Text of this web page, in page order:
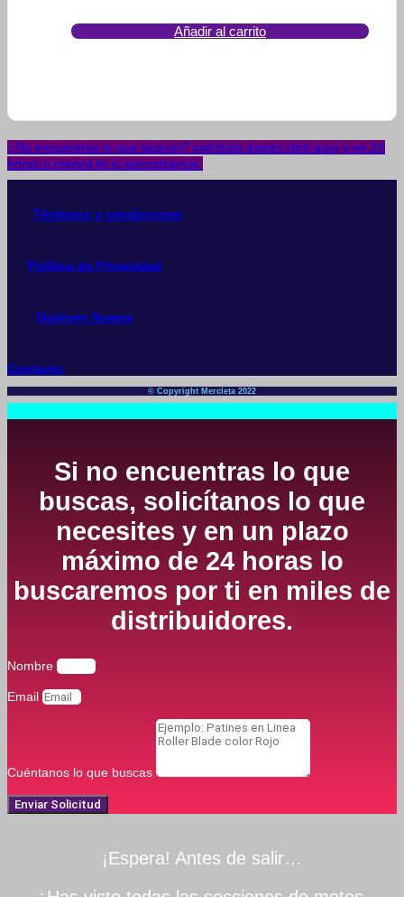
Añadir al carrito
¿No encuentras lo que buscas? solicítalo dando click aquí y en 24
horas o menos te lo encontramos.
Términos y condiciones
Política de Privacidad
Quiénes Somos
Contacto
© Copyright Mercleta 2022
Si no encuentras lo que
buscas, solicítanos lo que
necesites y en un plazo
máximo de 24 horas lo
buscaremos por ti en miles de
distribuidores.
Nombre
Email
Cuéntanos lo que buscas
Enviar Solicitud
¡Espera! Antes de salir…